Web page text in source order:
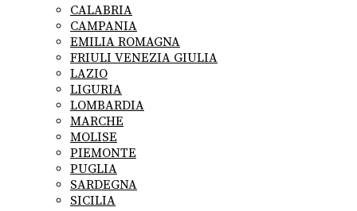
CALABRIA
CAMPANIA
EMILIA ROMAGNA
FRIULI VENEZIA GIULIA
LAZIO
LIGURIA
LOMBARDIA
MARCHE
MOLISE
PIEMONTE
PUGLIA
SARDEGNA
SICILIA